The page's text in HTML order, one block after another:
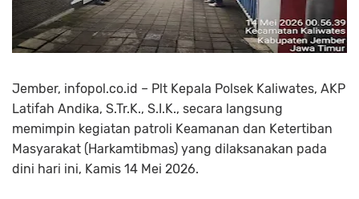
Jember, infopol.co.id – Plt Kepala Polsek Kaliwates, AKP
Latifah Andika, S.Tr.K., S.I.K., secara langsung
memimpin kegiatan patroli Keamanan dan Ketertiban
Masyarakat (Harkamtibmas) yang dilaksanakan pada
dini hari ini, Kamis 14 Mei 2026.